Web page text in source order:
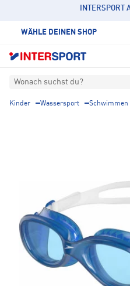
WÄHLE DEINEN SHOP
Wonach suchst du?
Kinder Wassersport Schwimmen